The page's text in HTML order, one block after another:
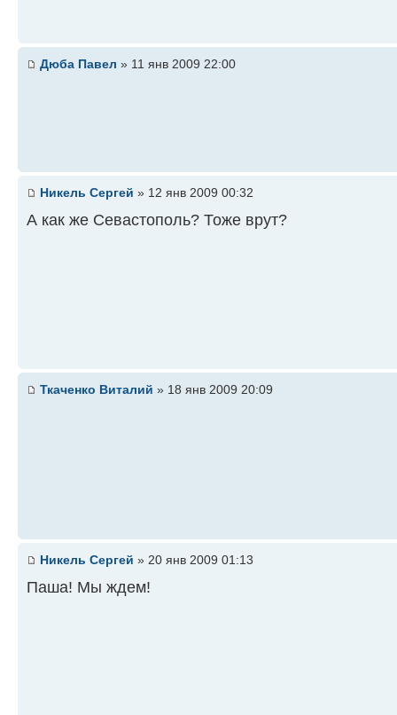
Дюба Павел » 11 янв 2009 22:00
Никель Сергей » 12 янв 2009 00:32
А как же Севастополь? Тоже врут?
Ткаченко Виталий » 18 янв 2009 20:09
Никель Сергей » 20 янв 2009 01:13
Паша! Мы ждем!